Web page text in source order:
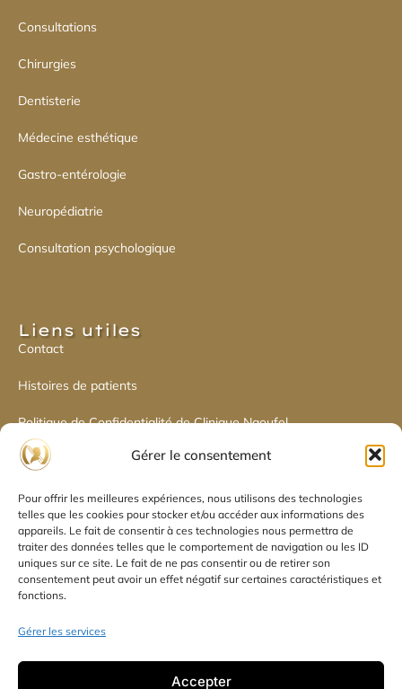
Gérer le consentement
Pour offrir les meilleures expériences, nous utilisons des technologies
telles que les cookies pour stocker et/ou accéder aux informations des
appareils. Le fait de consentir à ces technologies nous permettra de
traiter des données telles que le comportement de navigation ou les ID
uniques sur ce site. Le fait de ne pas consentir ou de retirer son
consentement peut avoir un effet négatif sur certaines caractéristiques et
fonctions.
Gérer les services
Accepter
Consultations
Chirurgies
Dentisterie
Médecine esthétique
Gastro-entérologie
Neuropédiatrie
Consultation psychologique
Liens utiles​
Contact
Histoires de patients
Politique de Confidentialité de Clinique Naoufel
Politique de cookies
Déclaration de confidentialité
Réseaux sociaux​